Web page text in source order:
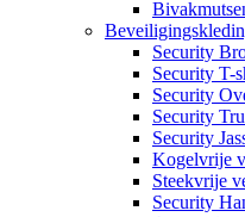
Security
Security T-
Security
Security
Security
Kogelvrije
Steekvrije
Security